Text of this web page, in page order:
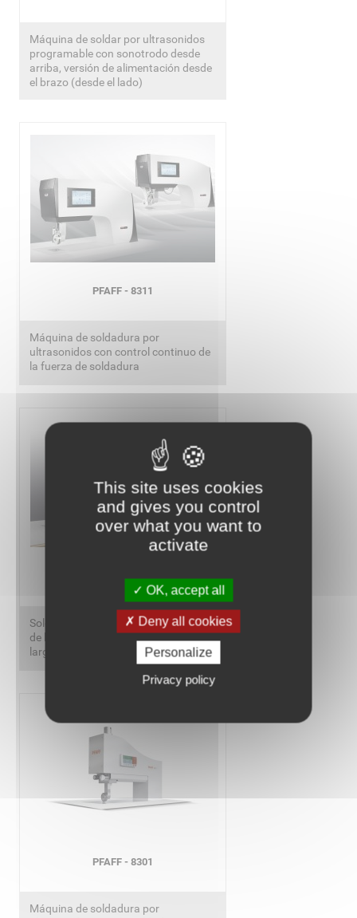
Máquina de soldar por ultrasonidos
programable con sonotrodo desde
arriba, versión de alimentación desde
el brazo (desde el lado)
PFAFF - 8311
Máquina de soldadura por
ultrasonidos con control continuo de
la fuerza de soldadura
PFAFF - 8312
Soldadora electrónica de ultrasonidos
de bancada plana - versión de brazo
largo "1000 mm"
PFAFF - 8301
Máquina de soldadura por
This site uses cookies
and gives you control
over what you want to
activate
OK, accept all
Deny all cookies
Personalize
Privacy policy